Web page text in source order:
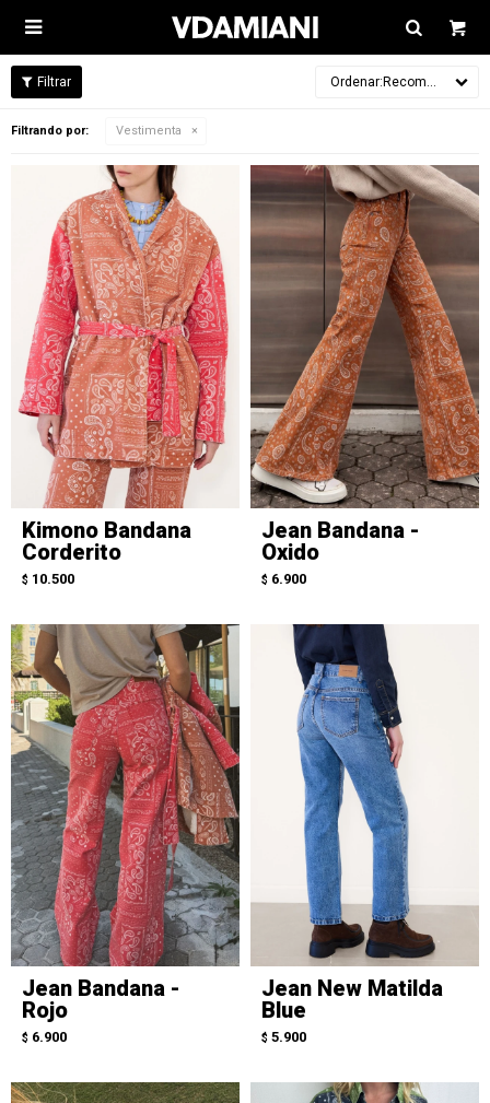

Recomendados
Filtrando por: Vestimenta
Kimono Bandana
Corderito
$ 10.500
Jean Bandana -
Oxido
$ 6.900
Jean Bandana -
Rojo
$ 6.900
Jean New Matilda
Blue
$ 5.900